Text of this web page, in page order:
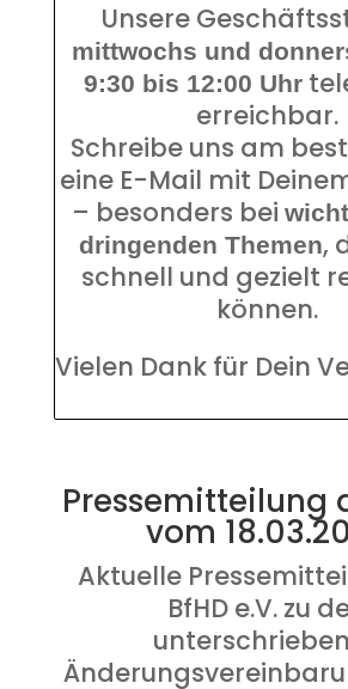
Unsere
mittwochs und
9:30 bis 12:00 Uhr
erreichbar.
Schreibe uns am
eine E-Mail mit
– besonders bei
dringenden Themen,
schnell und gezielt
können.
Vielen Dank für Dein
Pressemitteilung
vom
Aktuelle
BfHD e.V. zu